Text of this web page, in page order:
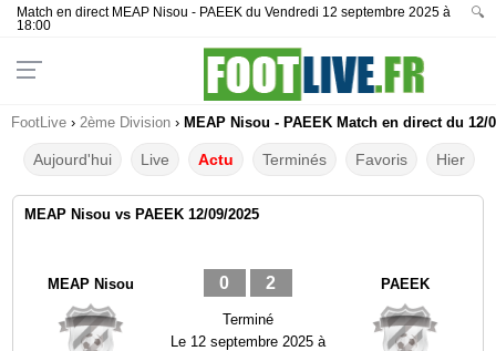
Match en direct MEAP Nisou - PAEEK du Vendredi 12 septembre 2025 à
18:00
🔍
FootLive › 2ème Division › MEAP Nisou - PAEEK Match en direct du 12/
Aujourd'hui Live Actu Terminés Favoris Hier
MEAP Nisou vs PAEEK 12/09/2025
MEAP Nisou 0 2
Terminé
Le 12 septembre 2025 à
PAEEK